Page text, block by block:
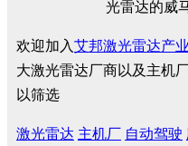
欢迎加入艾邦激光雷达产
大激光雷达厂商以及主机
以筛选
激光雷达 主机厂 自动驾驶